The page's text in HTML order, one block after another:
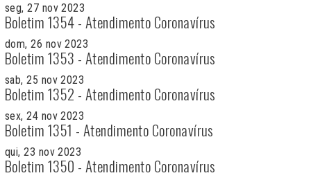
seg, 27 nov 2023
Boletim 1354 - Atendimento Coronavírus
dom, 26 nov 2023
Boletim 1353 - Atendimento Coronavírus
sab, 25 nov 2023
Boletim 1352 - Atendimento Coronavírus
sex, 24 nov 2023
Boletim 1351 - Atendimento Coronavírus
qui, 23 nov 2023
Boletim 1350 - Atendimento Coronavírus